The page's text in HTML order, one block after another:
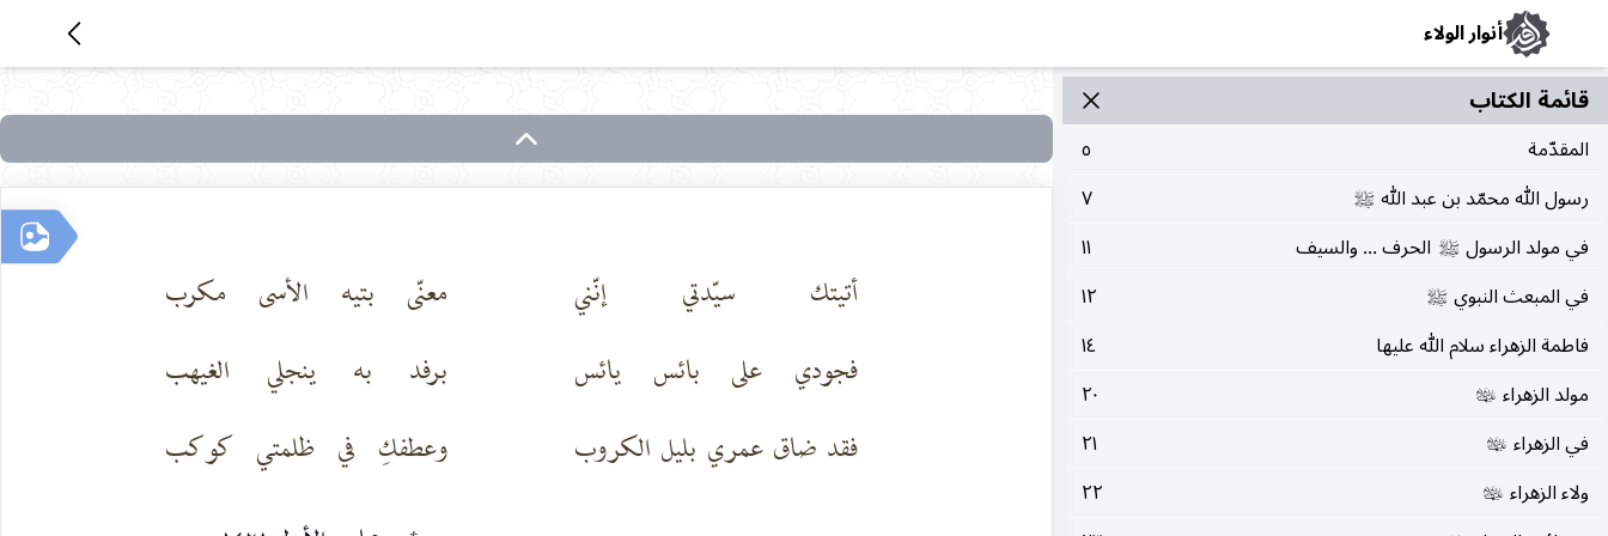
أنوار الولاء
قائمة الکتاب
المقدّمة
٥
رسول الله محمّد بن عبد الله صلى‌الله‌عليه‌وآله
٧
في مولد الرسول صلى‌الله‌عليه‌وآله الحرف ... والسيف
١١
في المبعث النبوي صلى‌الله‌عليه‌وآله
١٢
فاطمة الزهراء سلام الله عليها
١٤
مولد الزهراء عليها‌السلام
٢٠
في الزهراء عليها‌السلام
٢١
ولاء الزهراء عليها‌السلام
٢٢
البحث
البحث
في
أتيتك سيّدتي إنّني
معنّى بتيه الأسى مكرب
فجودي على بائس يائس
برفد به ينجلي الغيهب
فقد ضاق عمري بليل الكروب
وعطفكِ في ظلمتي كوكب